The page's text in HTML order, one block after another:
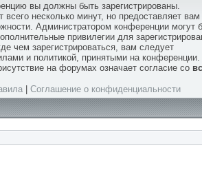
вы должны быть зарегистрированы.
всего несколько минут, но предоставляет вам
Администратором конференции могут
привилегии для
чем зарегистрироваться, вам следует
и политикой, принятыми на конференции.
на форумах означает согласие со
Соглашение о конфиденциальности